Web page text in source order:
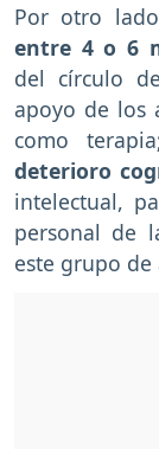
Por otro
entre 4 o 6
del círculo
apoyo de los
como
deterioro
intelectual,
personal de
este grupo